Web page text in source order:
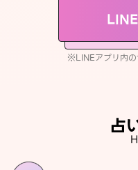
※LINEアプリ内の
占